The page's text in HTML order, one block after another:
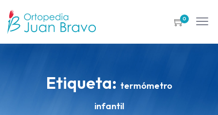
0
Etiqueta: termómetro
infantil